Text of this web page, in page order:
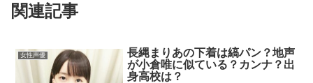
関連記事
女性声優
長縄まりあの下着は縞パン？地声
が小倉唯に似ている？カンナ？出
身高校は？